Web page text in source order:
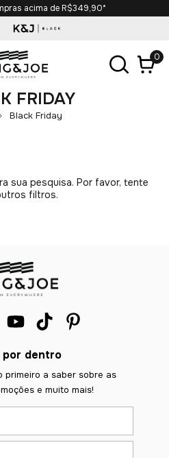
acima de R$349,90*
0
FRIDAY
Black Friday
sua pesquisa. Por favor, tente
filtros.
por dentro
primeiro a saber sobre as
e muito mais!